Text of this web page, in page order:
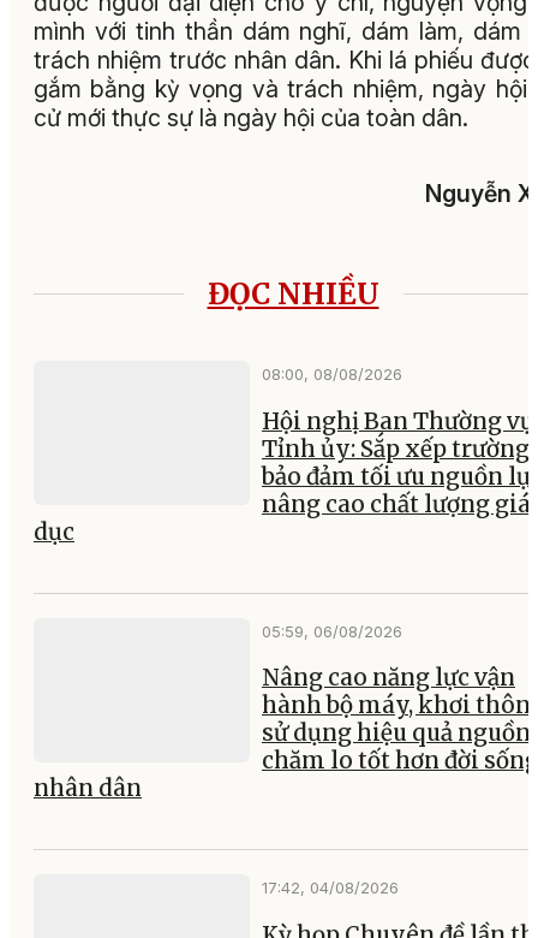
mình với tinh thần dám nghĩ, dám làm, dám
trách nhiệm trước nhân dân. Khi lá phiếu
gắm bằng kỳ vọng và trách nhiệm, ngày hội
cử mới thực sự là ngày hội của toàn dân.
Nguyễn
ĐỌC NHIỀU
08:00, 08/08/2026
Hội nghị Ban Thường vụ
Tỉnh ủy: Sắp xếp trường
bảo đảm tối ưu nguồn
nâng cao chất lượng
dục
05:59, 06/08/2026
Nâng cao năng lực vận
hành bộ máy, khơi
sử dụng hiệu quả nguồn
chăm lo tốt hơn đời sống
nhân dân
17:42, 04/08/2026